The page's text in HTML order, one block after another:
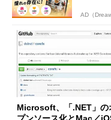
AD（
Microsoft、「.NET」の